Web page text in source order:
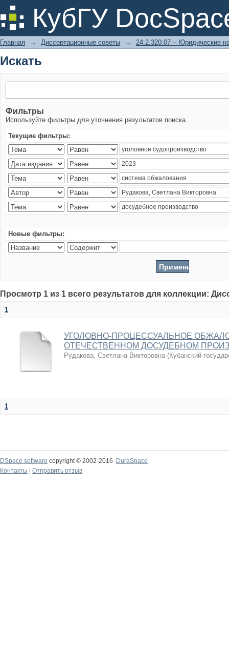
КубГУ
Искать
Главная → Диссертационные советы → 24.2.320.07 – Юридические
Искать
Фильтры
Используйте фильтры для уточнения результатов поиска.
Текущие фильтры:
Новые фильтры:
Просмотр 1 из 1 всего результатов для коллекции:
1
УГОЛОВНО-ПРОЦЕССУАЛЬНОЕ
ОТЕЧЕСТВЕННОМ ДОСУДЕБНОМ
Рудакова, Светлана Викторовна (Кубанский
1
DSpace software copyright © 2002-2016
DuraSpace
Контакты
Отправить отзыв